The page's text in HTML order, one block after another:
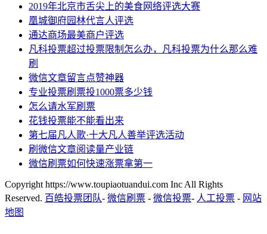
2019年北京市舌尖上的美食网络评选大赛
凰城御府园林代言人评选
通达商场最美商户评选
凡科投票超过投票限制怎么办，凡科投票为什么那么难
刷
微信文章留言点赞神器
专业投票刷票投1000票多少钱
怎么请水军刷票
花钱投票能不能看出来
第七届凡人歌·十大凡人善举评选活动
刷微信文章阅读量产业链
微信刷票如何快速涨票拿第一
Copyright https://www.toupiaotuandui.com Inc All Rights
Reserved. 百皓投票团队- 微信刷票 - 微信投票- 人工投票 - 网站
地图